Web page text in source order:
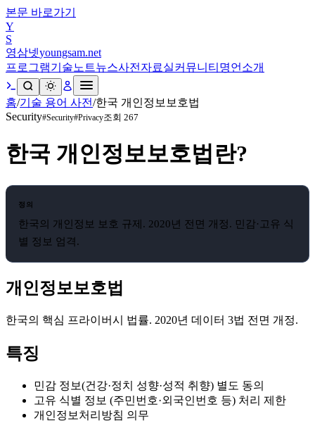
본문 바로가기
Y
S
영삼넷youngsam.net
프로그램기술노트뉴스사전 자료실커뮤니티 명언 소개
홈/기술 용어 사전/한국 개인정보보호법
Security#Security#Privacy조회 267
한국 개인정보보호법란?
정의
한국의 개인정보 보호 규제. 2020년 전면 개정. 민감·고유 식
별 정보 엄격.
개인정보보호법
한국의 핵심 프라이버시 법률. 2020년 데이터 3법 전면 개정.
특징
민감 정보(건강·정치 성향·성적 취향) 별도 동의
고유 식별 정보 (주민번호·외국인번호 등) 처리 제한
개인정보처리방침 의무